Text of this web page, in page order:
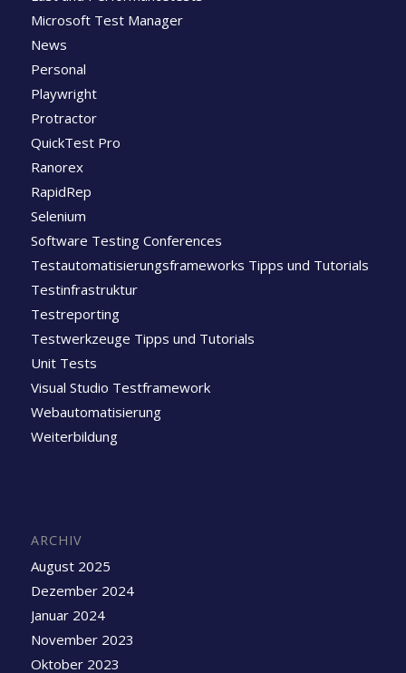
Microsoft Test Manager
News
Personal
Playwright
Protractor
QuickTest Pro
Ranorex
RapidRep
Selenium
Software Testing Conferences
Testautomatisierungsframeworks Tipps und Tutorials
Testinfrastruktur
Testreporting
Testwerkzeuge Tipps und Tutorials
Unit Tests
Visual Studio Testframework
Webautomatisierung
Weiterbildung
ARCHIV
August 2025
Dezember 2024
Januar 2024
November 2023
Oktober 2023